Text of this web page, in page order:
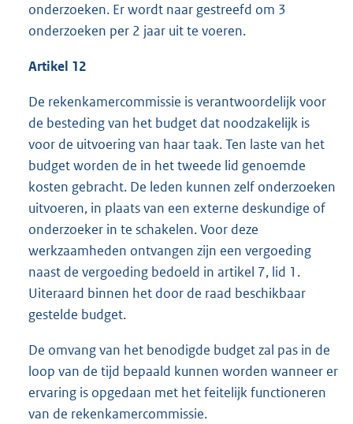
onderzoeken. Er wordt naar gestreefd om 3
onderzoeken per 2 jaar uit te voeren.
Artikel 12
De rekenkamercommissie is verantwoordelijk voor
de besteding van het budget dat noodzakelijk is
voor de uitvoering van haar taak. Ten laste van het
budget worden de in het tweede lid genoemde
kosten gebracht. De leden kunnen zelf onderzoeken
uitvoeren, in plaats van een externe deskundige of
onderzoeker in te schakelen. Voor deze
werkzaamheden ontvangen zijn een vergoeding
naast de vergoeding bedoeld in artikel 7, lid 1.
Uiteraard binnen het door de raad beschikbaar
gestelde budget.
De omvang van het benodigde budget zal pas in de
loop van de tijd bepaald kunnen worden wanneer er
ervaring is opgedaan met het feitelijk functioneren
van de rekenkamercommissie.